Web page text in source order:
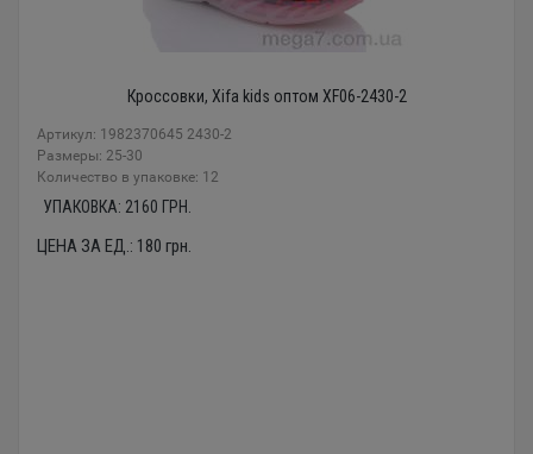
Кроссовки, Xifa kids оптом XF06-2430-2
Артикул: 1982370645 2430-2
Размеры: 25-30
Количество в упаковке: 12
УПАКОВКА: 2160 ГРН.
ЦЕНА ЗА ЕД.: 180 грн.